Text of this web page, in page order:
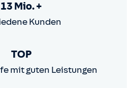
13 Mio. +
Kunden
TOP
mit guten Leistungen